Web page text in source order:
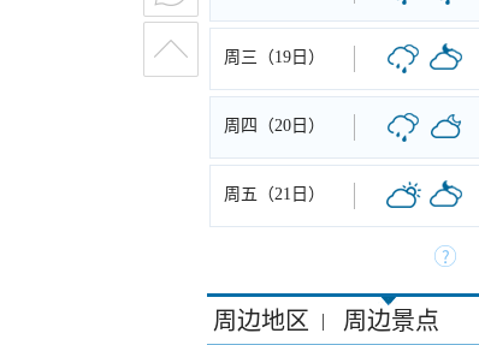
周三（19日）
周四（20日）
周五（21日）
周边地区 | 周边景点